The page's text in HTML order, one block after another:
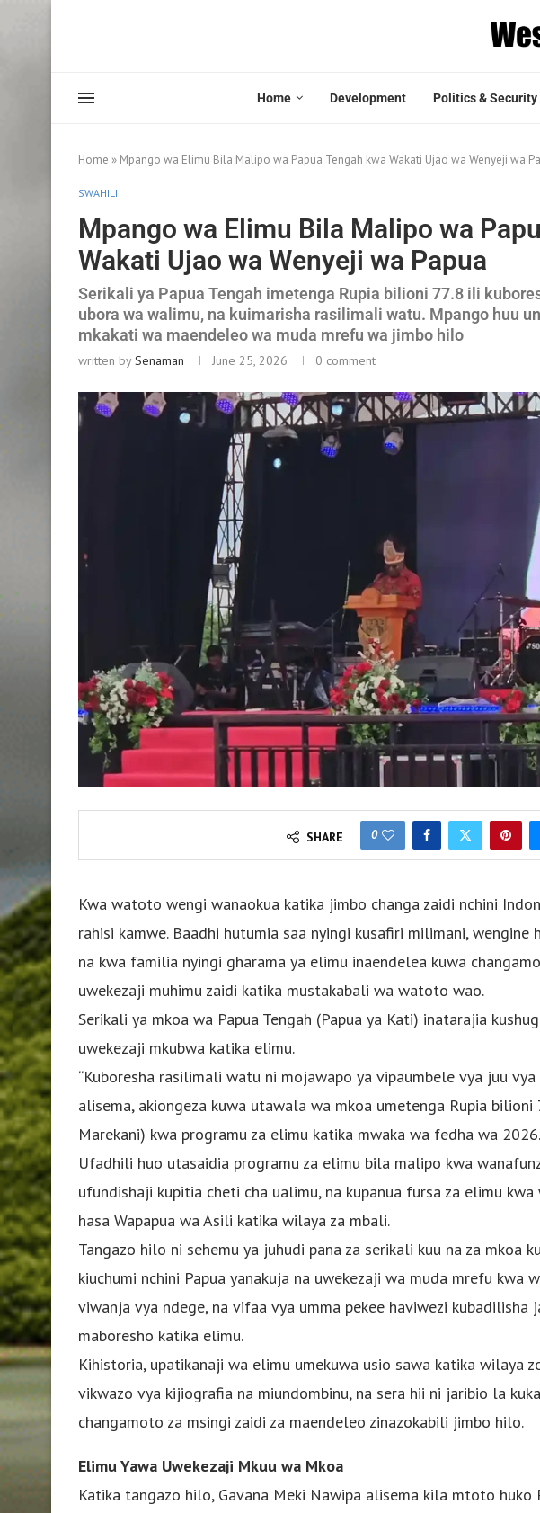
Home Development Politics & Security
Home » Mpango wa Elimu Bila Malipo wa Papua Tengah kwa Wakati Ujao wa Wenyeji wa
SWAHILI
Mpango wa Elimu Bila Malipo wa
Wakati Ujao wa Wenyeji wa Papua
Serikali ya Papua Tengah imetenga Rupia bilioni 77.8 ili
ubora wa walimu, na kuimarisha rasilimali watu. Mpango huu
mkakati wa maendeleo wa muda mrefu wa jimbo hilo
written bySenaman June 25, 2026 0 comment
SHARE 0
Kwa watoto wengi wanaokua katika jimbo changa zaidi nchini
rahisi kamwe. Baadhi hutumia saa nyingi kusafiri milimani, wengine
na kwa familia nyingi gharama ya elimu inaendelea kuwa
uwekezaji muhimu zaidi katika mustakabali wa watoto wao.
Serikali ya mkoa wa Papua Tengah (Papua ya Kati) inatarajia
uwekezaji mkubwa katika elimu.
“Kuboresha rasilimali watu ni mojawapo ya vipaumbele vya juu vya
alisema, akiongeza kuwa utawala wa mkoa umetenga Rupia
Marekani) kwa programu za elimu katika mwaka wa fedha wa 2026.
Ufadhili huo utasaidia programu za elimu bila malipo kwa
ufundishaji kupitia cheti cha ualimu, na kupanua fursa za elimu
hasa Wapapua wa Asili katika wilaya za mbali.
Tangazo hilo ni sehemu ya juhudi pana za serikali kuu na za mkoa
kiuchumi nchini Papua yanakuja na uwekezaji wa muda mrefu kwa
viwanja vya ndege, na vifaa vya umma pekee haviwezi kubadilisha
maboresho katika elimu.
Kihistoria, upatikanaji wa elimu umekuwa usio sawa katika wilaya
vikwazo vya kijiografia na miundombinu, na sera hii ni jaribio la
changamoto za msingi zaidi za maendeleo zinazokabili jimbo hilo.
Elimu Yawa Uwekezaji Mkuu wa Mkoa
Katika tangazo hilo, Gavana Meki Nawipa alisema kila mtoto huko